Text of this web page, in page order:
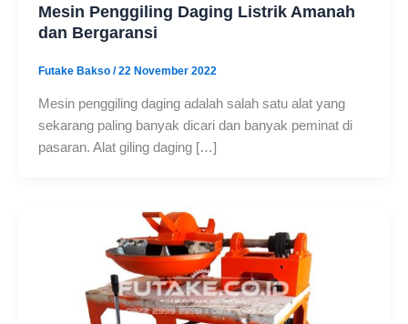
Mesin Penggiling Daging Listrik Amanah
dan Bergaransi
Futake Bakso /22 November 2022
Mesin penggiling daging adalah salah satu alat yang
sekarang paling banyak dicari dan banyak peminat di
pasaran. Alat giling daging […]